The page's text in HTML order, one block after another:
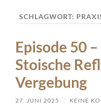
SCHLAGWORT:
Episode 50
Stoische
Vergebung
27. JUNI 2025 / KEINE